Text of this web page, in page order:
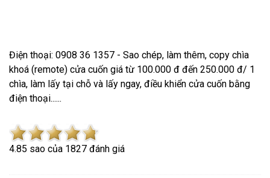
Điện thoại: 0908 36 1357 - Sao chép, làm thêm, copy chìa
khoá (remote) cửa cuốn giá từ 100.000 đ đến 250.000 đ/ 1
chìa, làm lấy tại chỗ và lấy ngay, điều khiển cửa cuốn bằng
điện thoại......
4.85 sao của 1827 đánh giá